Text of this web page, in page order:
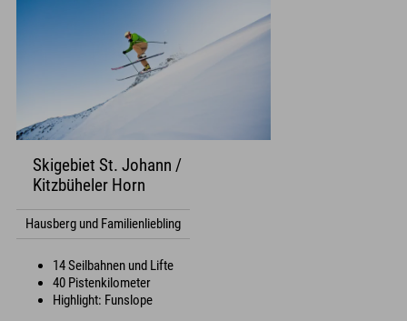
Skigebiet St. Johann /
Kitzbüheler Horn
Hausberg und Familienliebling
14 Seilbahnen und Lifte
40 Pistenkilometer
Highlight: Funslope